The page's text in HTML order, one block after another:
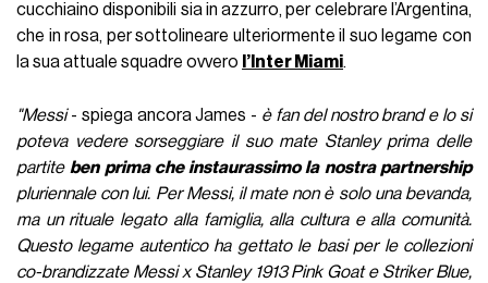
cucchiaino disponibili sia in azzurro, per celebrare l’Argentina,
che in rosa, per sottolineare ulteriormente il suo legame con
la sua attuale squadre ovvero l’Inter Miami.
"Messi- spiega ancora James - è fan del nostro brand e lo si
poteva vedere sorseggiare il suo mate Stanley prima delle
partite ben prima che instaurassimo la nostra partnership
pluriennale con lui. Per Messi, il mate non è solo una bevanda,
ma un rituale legato alla famiglia, alla cultura e alla comunità.
Questo legame autentico ha gettato le basi per le collezioni
co-brandizzate Messi x Stanley 1913 Pink Goat e Striker Blue,